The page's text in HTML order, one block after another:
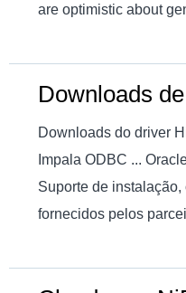
are optimistic about
Downloads
Downloads do driver
Impala ODBC ...
Suporte de
fornecidos pelos